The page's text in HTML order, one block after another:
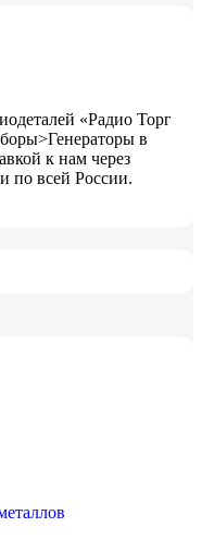
«Радио Торг
в
к нам через
по всей России.